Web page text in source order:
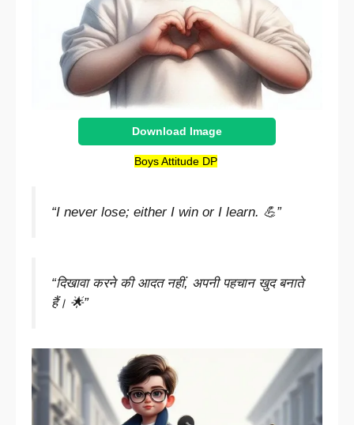
Download Image
Boys Attitude DP
“I never lose; either I win or I learn. 💪”
“दिखावा करने की आदत नहीं, अपनी पहचान खुद बनाते
हैं। 🌟”